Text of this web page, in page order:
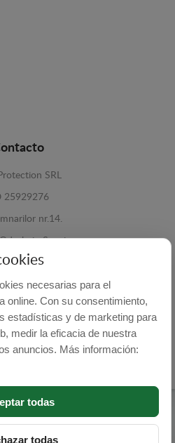
SRL
25929276
nr.14.
Secuiesc
Romania
Carter -© 2026
necesarias para el
online. Con su consentimiento,
estadísticas y de marketing para
medir la eficacia de nuestra
anuncios. Más información:
todas
todas